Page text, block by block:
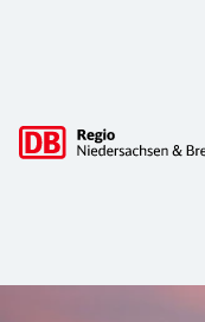
DB Regio